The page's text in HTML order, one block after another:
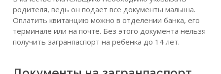
родителя, ведь он подает все документы малыша.
Оплатить квитанцию можно в отделении банка, его
терминале или на почте. Без этого документа нельзя
получить загранпаспорт на ребенка до 14 лет.